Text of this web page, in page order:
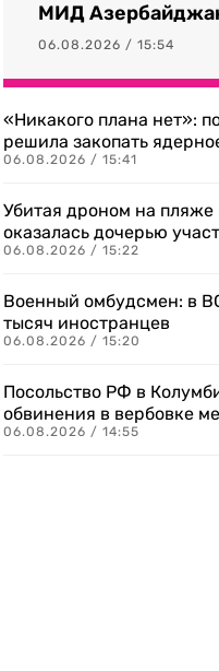
МИД
06.08.2026 / 15:54
«Никакого плана нет»:
решила закопать
06.08.2026 / 15:41
Убитая дроном на пляже
оказалась дочерью
06.08.2026 / 15:22
Военный омбудсмен: в
тысяч иностранцев
06.08.2026 / 15:20
Посольство РФ в
обвинения в вербовке
06.08.2026 / 14:55